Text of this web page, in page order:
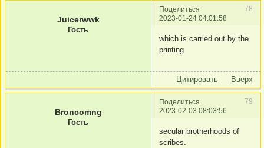
Поделиться
78
2023-01-24 04:01:58
Juicerwwk
Гость
which is carried out by the
printing
Цитировать Вверх
Поделиться
79
2023-02-03 08:03:56
Broncomng
Гость
secular brotherhoods of
scribes.